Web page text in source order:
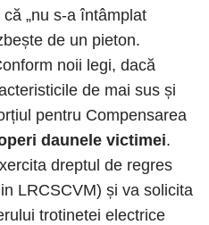
„nu s-a întâmplat
de un pieton.
noii legi, dacă
de mai sus și
pentru Compensarea
daunele victimei.
dreptul de regres
LRCSCVM) și va solicita
trotinetei electrice